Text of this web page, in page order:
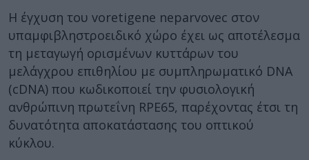
Η έγχυση του voretigene neparvovec στον
υπαμφιβληστροειδικό χώρο έχει ως αποτέλεσμα
τη μεταγωγή ορισμένων κυττάρων του
μελάγχρου επιθηλίου με συμπληρωματικό DNA
(cDNA) που κωδικοποιεί την φυσιολογική
ανθρώπινη πρωτεΐνη RPE65, παρέχοντας έτσι τη
δυνατότητα αποκατάστασης του οπτικού
κύκλου.